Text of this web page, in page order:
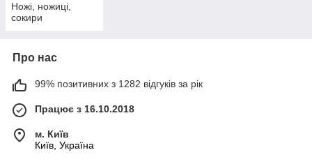
Ножі, ножиці,
сокири
Про нас
99% позитивних з 1282 відгуків за рік
Працює з 16.10.2018
м. Київ
Київ, Україна